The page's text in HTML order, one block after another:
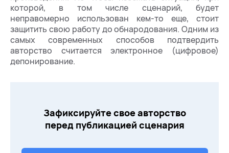
которой, в том числе сценарий, будет
неправомерно использован кем-то еще, стоит
защитить свою работу до обнародования. Одним из
самых современных способов подтвердить
авторство считается электронное (цифровое)
депонирование.
Зафиксируйте свое авторство
перед публикацией сценария